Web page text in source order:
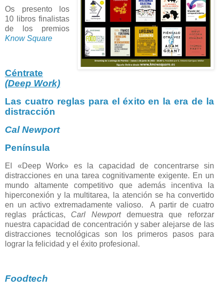
Os presento los
10 libros finalistas
de los premios
Know Square
Céntrate
(Deep Work)
Las cuatro reglas para el éxito en la era de la
distracción
Cal Newport
Península
El «Deep Work» es la capacidad de concentrarse sin
distracciones en una tarea cognitivamente exigente. En un
mundo altamente competitivo que además incentiva la
hiperconexión y la multitarea, la atención se ha convertido
en un activo extremadamente valioso. A partir de cuatro
reglas prácticas, Carl Newportdemuestra que reforzar
nuestra capacidad de concentración y saber alejarse de las
distracciones tecnológicas son los primeros pasos para
lograr la felicidad y el éxito profesional.
Foodtech